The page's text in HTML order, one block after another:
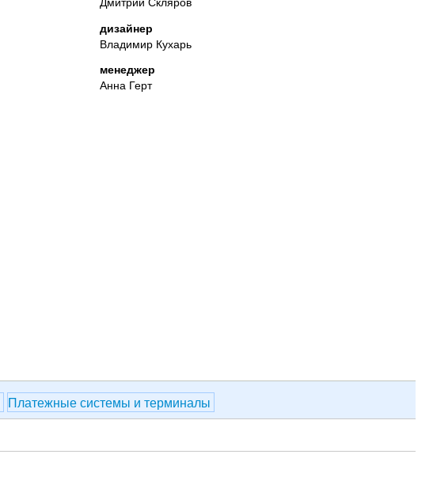
дизайнер
Владимир Кухарь
менеджер
Анна Герт
Платежные системы и терминалы